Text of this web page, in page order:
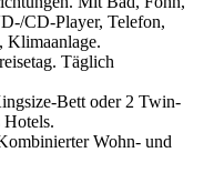
CD-Player, Telefon,
Klimaanlage.
Täglich
Bett oder 2 Twin-
Hotels.
Wohn- und